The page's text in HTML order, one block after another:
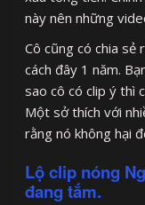
này nên những
Cô cũng có chia sẻ
cách đây 1 năm.
sao cô có clip ý thì
Một sở thích với
rằng nó không hại
Lộ clip nóng
đang tắm.